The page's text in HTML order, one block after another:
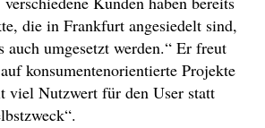
die in Frankfurt angesiedelt sind,
auch umgesetzt werden.“ Er freut
konsumentenorientierte Projekte
viel Nutzwert für den User statt